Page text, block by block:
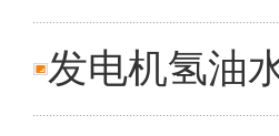
发电机氢油